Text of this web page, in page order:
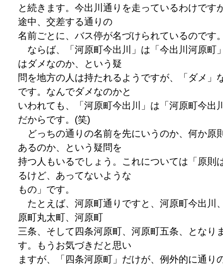
と続きます。今出川通りを走っているわけです
途中、交差する通りの
名前ごとに、バス停が名づけられているのです
ならば、「河原町今出川」は「今出川河原町
はダメなのか、という疑
問を地方の人は持たれるようですが、「ダメ」
です。なんでダメなのかと
いわれても、「河原町今出川」は「河原町今出
だからです。(笑)
どっちの通りの名前を先にいうのか、何か原
あるのか、という疑問を
持つ人もいるでしょう。これについては「原則
るけど、あってないような
もの」です。
たとえば、河原町通りですと、河原町今出川
原町丸太町、河原町
三条、そして四条河原町、河原町五条、となり
す。もうお気づきだと思い
ますが、「四条河原町」だけが、例外的に通り